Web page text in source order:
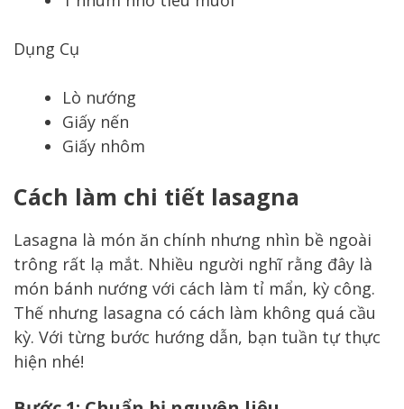
Dụng Cụ
Lò nướng
Giấy nến
Giấy nhôm
Cách làm chi tiết lasagna
Lasagna là món ăn chính nhưng nhìn bề ngoài
trông rất lạ mắt. Nhiều người nghĩ rằng đây là
món bánh nướng với cách làm tỉ mẩn, kỳ công.
Thế nhưng lasagna có cách làm không quá cầu
kỳ. Với từng bước hướng dẫn, bạn tuần tự thực
hiện nhé!